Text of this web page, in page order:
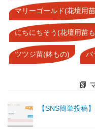
マリーゴールド(花壇用
にちにちそう(花壇用苗
ツツジ苗(鉢もの) バ
📗
【SNS簡単投稿